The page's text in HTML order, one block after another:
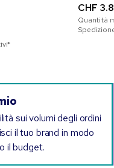
CHF
Quantità
sui volumi degli ordini
il tuo brand in modo
il budget.